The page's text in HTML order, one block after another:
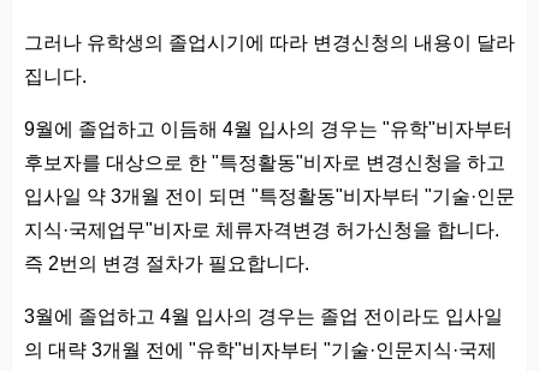
그러나 유학생의 졸업시기에 따라 변경신청의 내용이 달라
집니다.
9월에 졸업하고 이듬해 4월 입사의 경우는 "유학"비자부터
후보자를 대상으로 한 "특정활동"비자로 변경신청을 하고
입사일 약 3개월 전이 되면 "특정활동"비자부터 "기술·인문
지식·국제업무"비자로 체류자격변경 허가신청을 합니다.
즉 2번의 변경 절차가 필요합니다.
3월에 졸업하고 4월 입사의 경우는 졸업 전이라도 입사일
의 대략 3개월 전에 "유학"비자부터 "기술·인문지식·국제